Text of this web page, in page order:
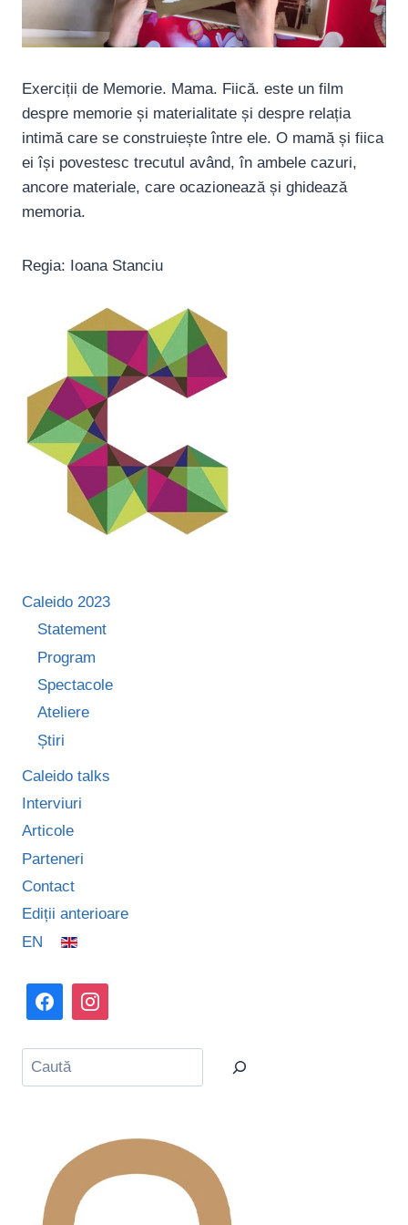
Exerciții de Memorie. Mama. Fiică. este un film
despre memorie și materialitate și despre relația
intimă care se construiește între ele. O mamă și fiica
ei își povestesc trecutul având, în ambele cazuri,
ancore materiale, care ocazionează și ghidează
memoria.
Regia: Ioana Stanciu
Caleido 2023
Statement
Program
Spectacole
Ateliere
Știri
Caleido talks
Interviuri
Articole
Parteneri
Contact
Ediții anterioare
EN
Caută